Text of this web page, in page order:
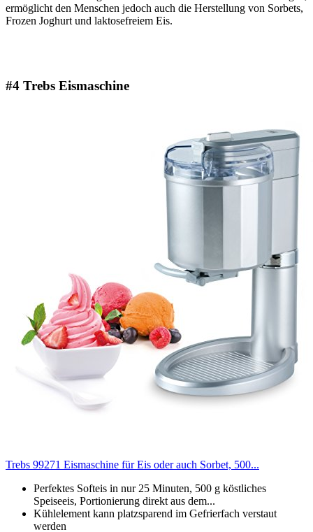
ermöglicht den Menschen jedoch auch die Herstellung von Sorbets,
Frozen Joghurt und laktosefreiem Eis.
#4 Trebs Eismaschine
Trebs 99271 Eismaschine für Eis oder auch Sorbet, 500...
Perfektes Softeis in nur 25 Minuten, 500 g köstliches
Speiseeis, Portionierung direkt aus dem...
Kühlelement kann platzsparend im Gefrierfach verstaut
werden